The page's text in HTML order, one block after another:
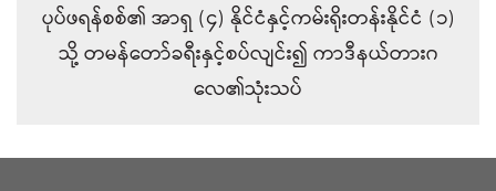
ပုပ်ဖရန်စစ်၏ အာရှ (၄) နိုင်ငံနှင့်ကမ်းရိုးတန်းနိုင်ငံ (၁)
သို့ တမန်တော်ခရီးနှင့်စပ်လျင်း၍ ကာဒီနယ်တားဂ
လေ၏သုံးသပ်